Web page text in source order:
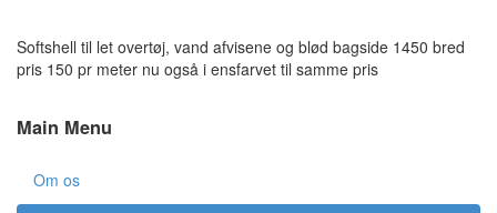
Softshell til let overtøj, vand afvisene og blød bagside 1450 bred
pris 150 pr meter nu også i ensfarvet til samme pris
Main Menu
Om os